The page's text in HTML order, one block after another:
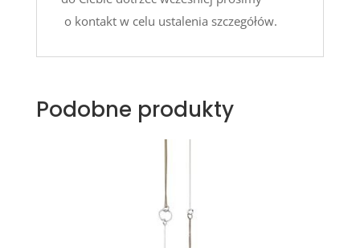
o kontaktw celu ustalenia szczegółów.
Podobne produkty